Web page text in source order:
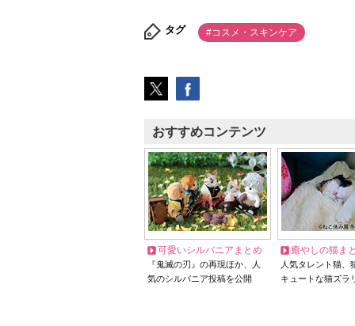
タグ #コスメ・スキンケア
おすすめコンテンツ
可愛いシルバニアまとめ
『鬼滅の刃』の再現ほか、人
気のシルバニア投稿を公開
癒やしの猫ま
人気タレント猫
キュートな猫ズラ